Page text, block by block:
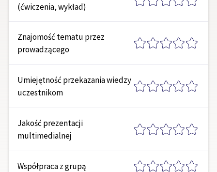
(ćwiczenia, wykład)
Znajomość tematu przez
prowadzącego
Umiejętność przekazania wiedzy
uczestnikom
Jakość prezentacji
multimedialnej
Współpraca z grupą